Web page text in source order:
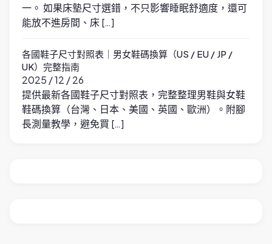
一。 如果床墊尺寸選錯，不只影響睡眠舒適度，還可
能放不進房間、床 […]
各國鞋子尺寸對照表｜男女鞋碼換算（US / EU / JP /
UK）完整指南
2025 / 12 / 26
提供最新各國鞋子尺寸對照表，完整整理男鞋與女鞋
鞋碼換算（台灣、日本、美國、英國、歐洲）。附腳
長測量教學，避免買 […]